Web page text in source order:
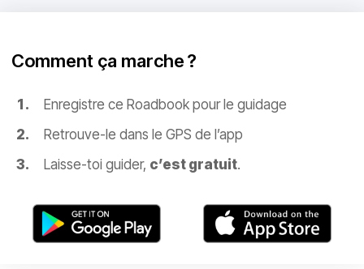
Comment ça marche ?
Enregistre ce Roadbook pour le guidage
Retrouve-le dans le GPS de l’app
Laisse-toi guider, c’est gratuit.